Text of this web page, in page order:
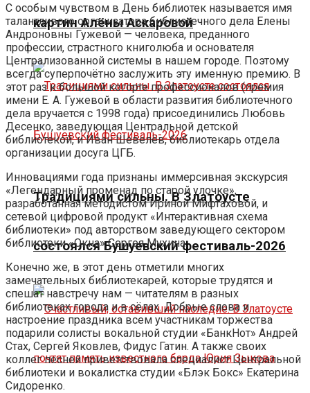
картин Алёны Аскаровой
Традициями сильны. В Златоусте
состоялся Бушуевский фестиваль-2026
С особым чувством в День библиотек называется имя
талантливого организатора библиотечного дела Елены
Андроновны Гужевой — человека, преданного
профессии, страстного книголюба и основателя
Централизованной системы в нашем городе. Поэтому
всегда суперпочётно заслужить эту именную премию. В
этот раз к большой когорте профессионалов (премия
имени Е. А. Гужевой в области развития библиотечного
дела вручается с 1998 года) присоединились Любовь
Десенко, заведующая Центральной детской
библиотекой, и Иван Шевелёв, библиотекарь отдела
организации досуга ЦГБ.
Инновациями года признаны иммерсивная экскурсия
«Легендарный променад по старой улочке»,
разработанная методистом Ириной Мифтаховой, и
сетевой цифровой продукт «Интерактивная схема
библиотеки» под авторством заведующего сектором
библиотеки «Окна» Сергея Мухина.
Конечно же, в этот день отметили многих
замечательных библиотекарей, которые трудятся и
спешат навстречу нам — читателям в разных
библиотеках города и в сёлах. Добрые слова и
настроение праздника всем участникам торжества
подарили солисты вокальной студии «БанкНот» Андрей
Стах, Сергей Яковлев, Фидус Гатин. А также своих
коллег песней приветствовала специалист Центральной
библиотеки и вокалистка студии «Блэк Бокс» Екатерина
Сидоренко.